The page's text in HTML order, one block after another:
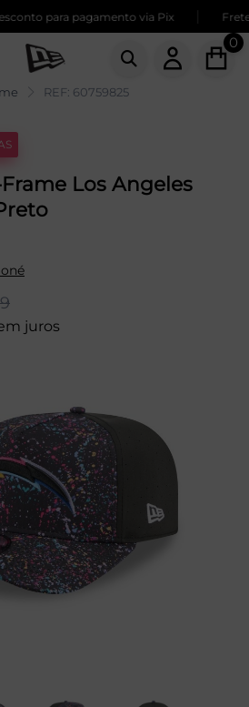
para pagamento via Pix Frete
0
REF: 60759825
Los Angeles
juros